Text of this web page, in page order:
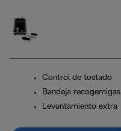
Control de tostado
Bandeja recogemigas
Levantamiento extra